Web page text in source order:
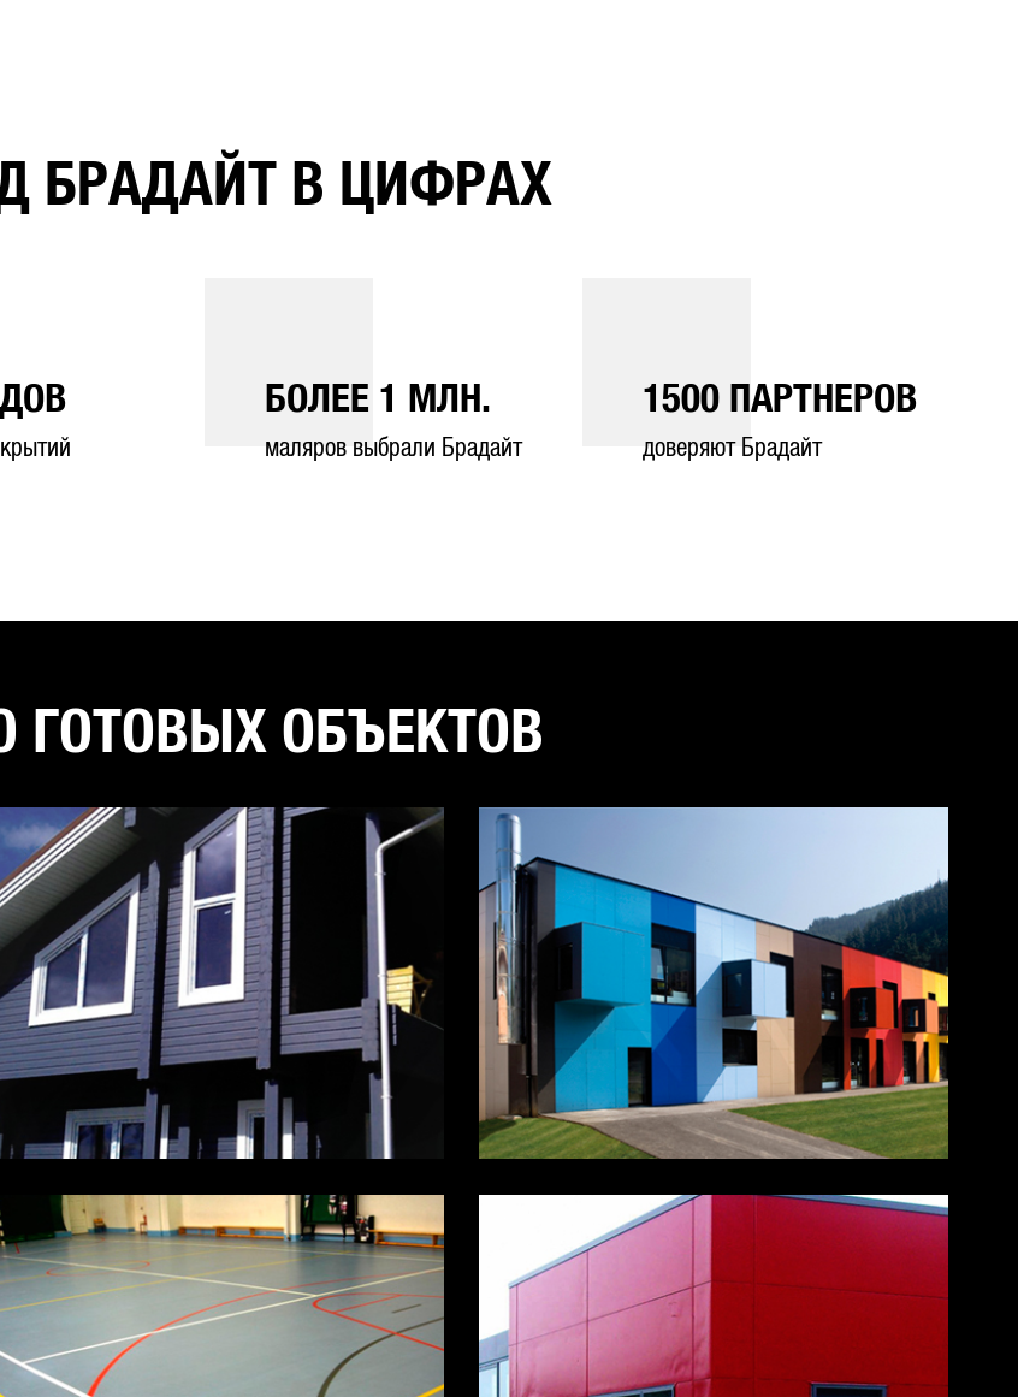
БРАДАЙТ В ЦИФРАХ
БОЛЕЕ 1 МЛН.
маляров выбрали Брадайт
1500 ПАРТНЕРОВ
доверяют Брадайт
ГОТОВЫХ ОБЪЕКТОВ